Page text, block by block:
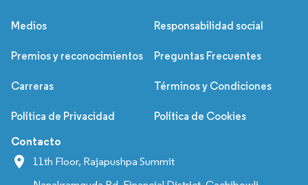
Medios Responsabilidad social
Premios y reconocimientos Preguntas Frecuentes
Carreras Términos y Condiciones
Política de Privacidad Política de Cookies
Contacto
11th Floor, Rajapushpa Summit